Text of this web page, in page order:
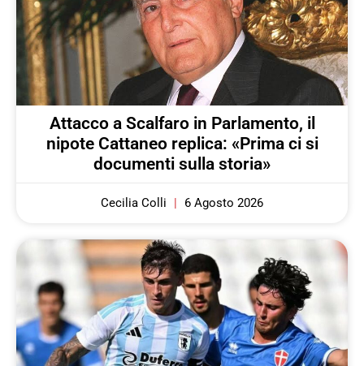
Attacco a Scalfaro in Parlamento, il
nipote Cattaneo replica: «Prima ci si
documenti sulla storia»
Cecilia Colli 6 Agosto 2026